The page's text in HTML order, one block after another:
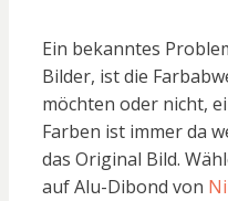
Ein bekanntes
Bilder, ist die
möchten oder nicht,
Farben ist immer da
das Original Bild.
auf Alu-Dibond von